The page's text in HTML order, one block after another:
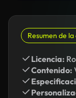
Resumen de
Licencia:
Contenido: